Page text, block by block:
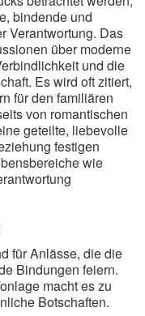
bindende und
Verantwortung. Das
über moderne
und die
Es wird oft zitiert,
für den familiären
von romantischen
geteilte, liebevolle
festigen
wie
für Anlässe, die die
Bindungen feiern.
macht es zu
Botschaften.